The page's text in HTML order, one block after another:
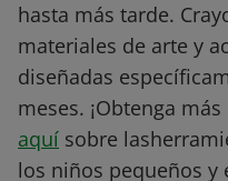
hasta más tarde.
materiales de arte y
diseñadas
meses. ¡Obtenga
aquí sobre las
los niños pequeños y